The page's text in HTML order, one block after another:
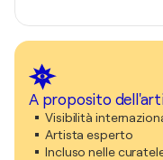
A proposito
Visibilità
Artista esperto
Incluso nelle